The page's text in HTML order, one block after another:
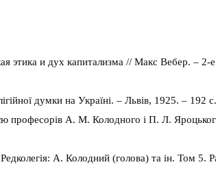
этика и дух капитализма // Макс Вебер. –
думки на Україні. – Львів, 1925. – 192 с.
професорів А. М. Колодного і П. Л.
Редколегія: А. Колодний (голова) та ін. Том 5.